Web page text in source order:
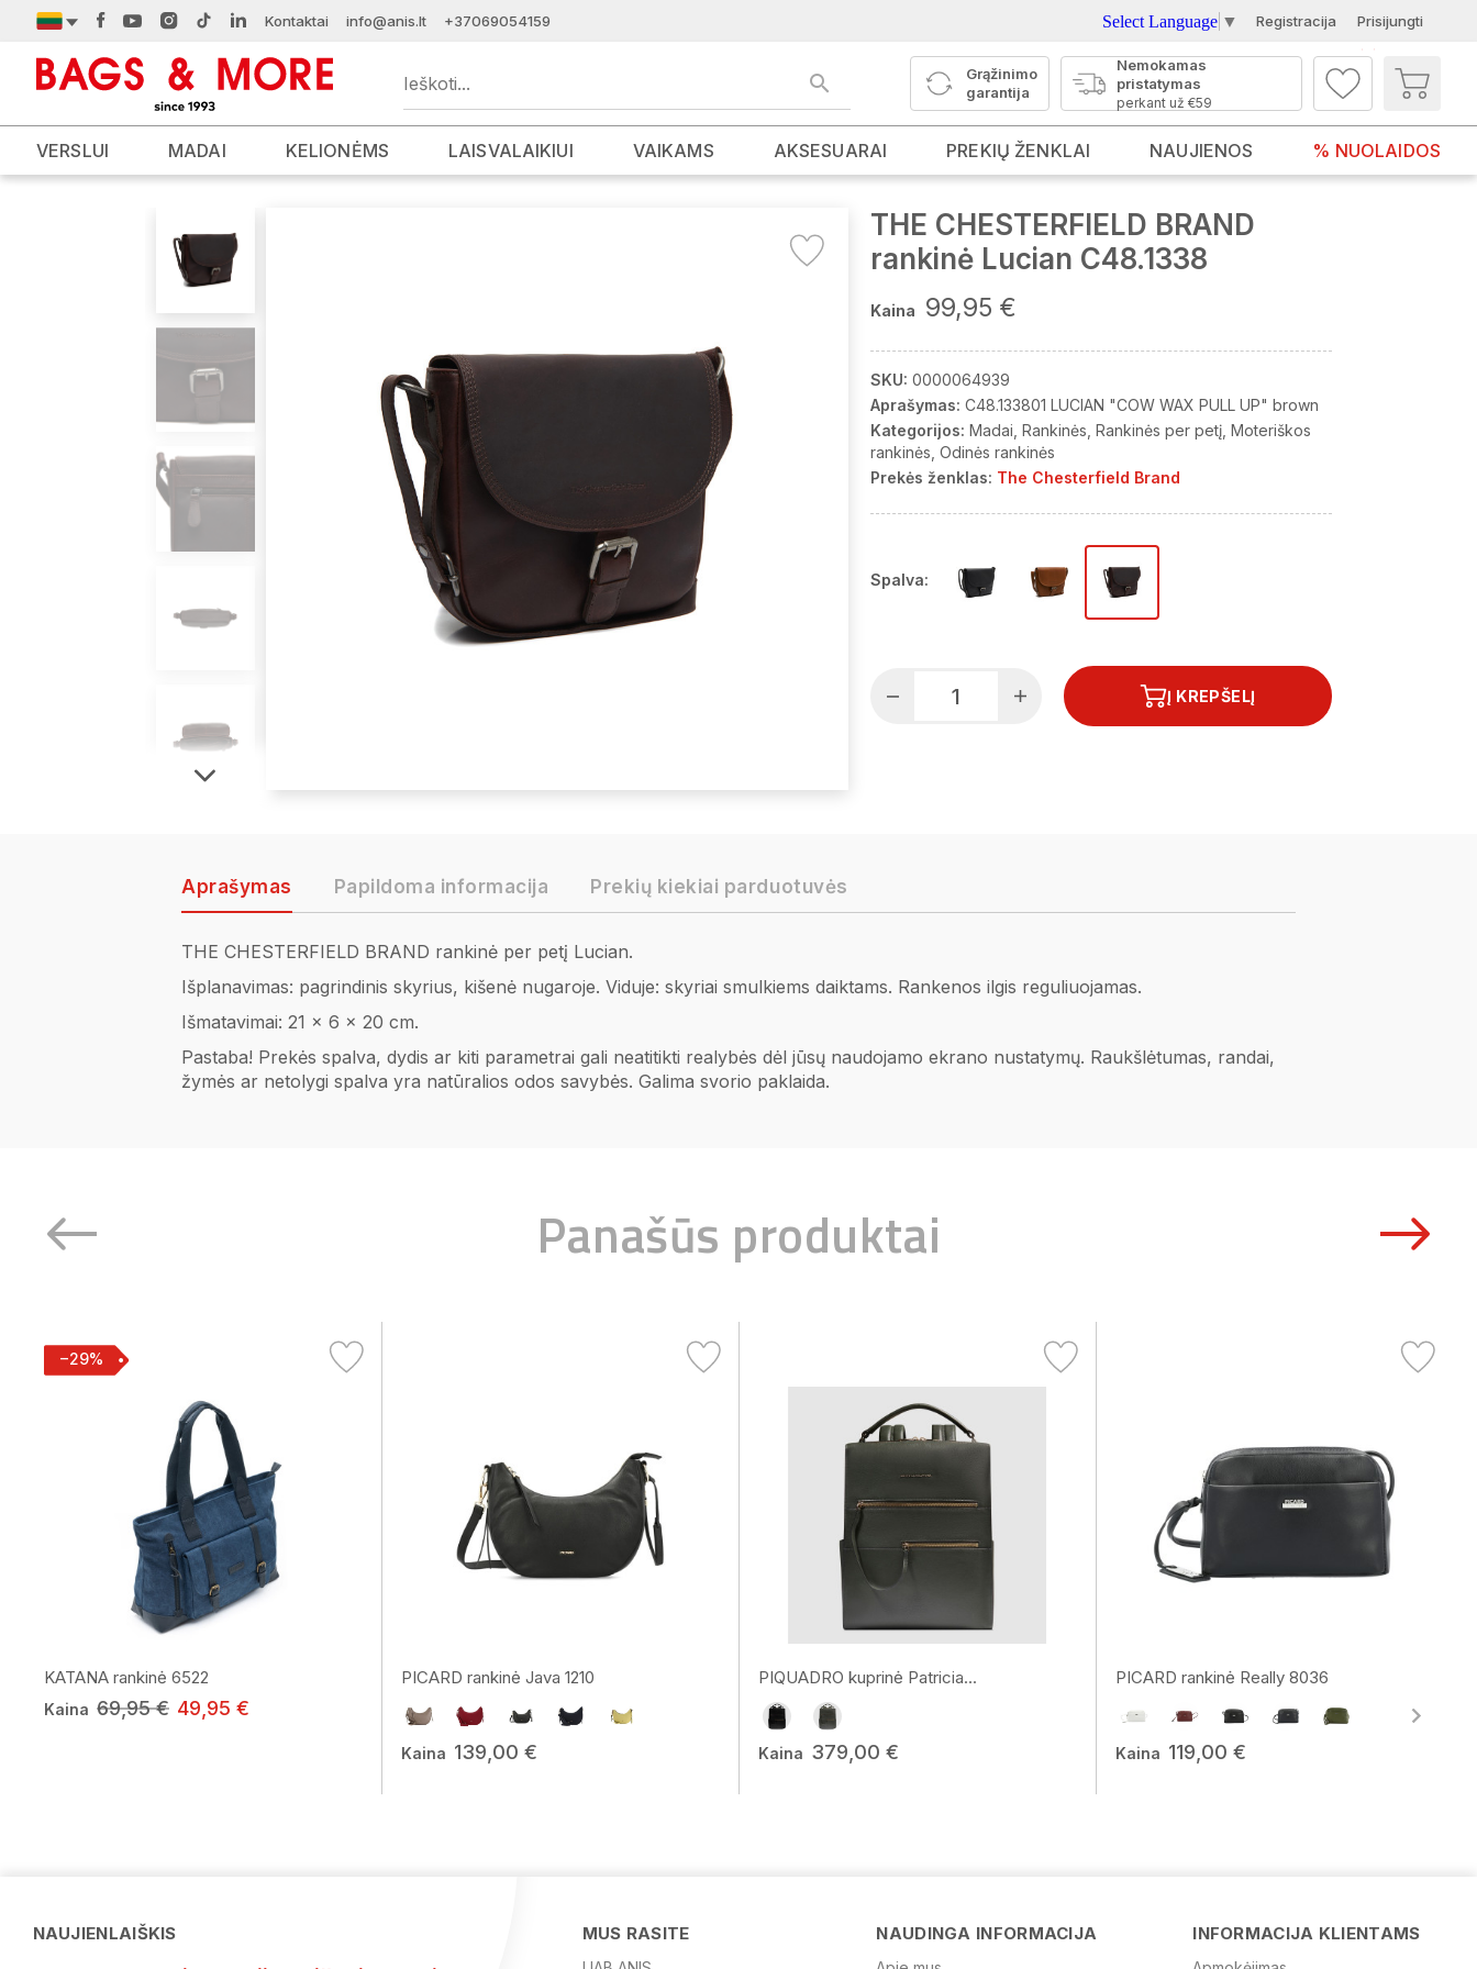
Kontaktai info@anis.lt +37069054159 Select Language ▼ Registracija Prisijungti
Grąžinimo
garantija
Nemokamas
pristatymas
perkant už €59
VERSLUI MADAI KELIONĖMS LAISVALAIKIUI VAIKAMS AKSESUARAI PREKIŲ ŽENKLAI NAUJIENOS % NUOLAIDOS
THE CHESTERFIELD BRAND
rankinė Lucian C48.1338
Kaina 99,95 €
SKU: 0000064939
Aprašymas: C48.133801 LUCIAN "COW WAX PULL UP" brown
Kategorijos: Madai Rankinės Rankinės per petį Moteriškos
rankinės Odinės rankinės
Prekės ženklas: The Chesterfield Brand
Spalva:
Į KREPŠELĮ
Aprašymas Papildoma informacija Prekių kiekiai parduotuvės
THE CHESTERFIELD BRAND rankinė per petį Lucian.
Išplanavimas: pagrindinis skyrius, kišenė nugaroje. Viduje: skyriai smulkiems daiktams. Rankenos ilgis reguliuojamas.
Išmatavimai: 21 x 6 x 20 cm.
Pastaba! Prekės spalva, dydis ar kiti parametrai gali neatitikti realybės dėl jūsų naudojamo ekrano nustatymų. Raukšlėtumas, randai,
žymės ar netolygi spalva yra natūralios odos savybės. Galima svorio paklaida.
Panašūs produktai
−29%
KATANA rankinė 6522
Kaina 69,95 € 49,95 €
PICARD rankinė Java 1210
Kaina 139,00 €
PIQUADRO kuprinė Patricia...
Kaina 379,00 €
PICARD rankinė Really 8036
Kaina 119,00 €
NAUJIENLAIŠKIS MUS RASITE NAUDINGA INFORMACIJA INFORMACIJA KLIENTAMS